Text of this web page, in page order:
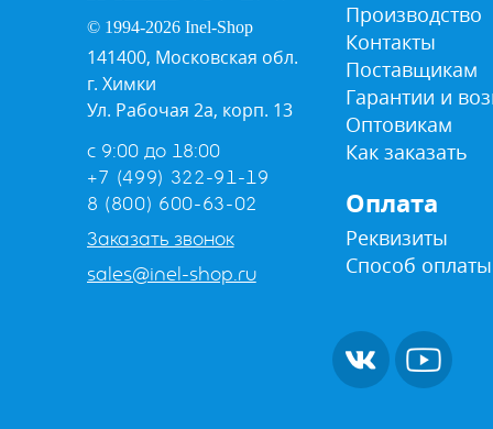
© 1994-2026 Inel-Shop
141400, Московская обл.
г. Химки
Ул. Рабочая 2а, корп. 13
с 9:00 до 18:00
+7 (499) 322-91-19
8 (800) 600-63-02
Заказать звонок
sales@inel-shop.ru
Производство
Контакты
Поставщикам
Гарантии и
Оптовикам
Как заказать
Оплата
Реквизиты
Способ оплаты